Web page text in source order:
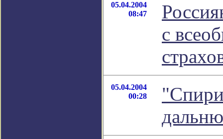
05.04.2004
08:47
с
05.04.2004
00:28